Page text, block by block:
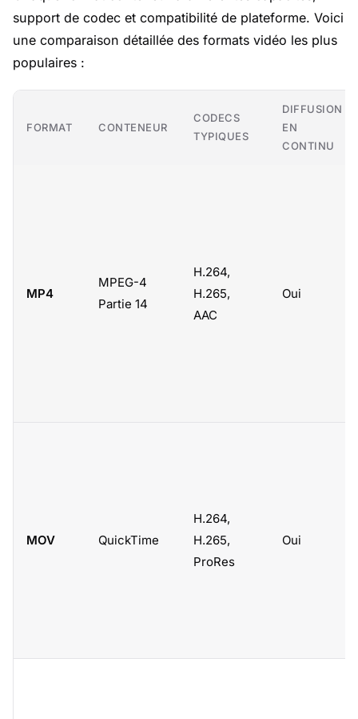
support de codec et compatibilité de plateforme. Voici
une comparaison détaillée des formats vidéo les plus
populaires :
FORMAT CONTENEUR
CODECS
TYPIQUES
DIFFUSION
EN
CONTINU
MP4
MPEG-4
Partie 14
H.264,
H.265,
AAC
Oui
MOV QuickTime
H.264,
H.265,
ProRes
Oui